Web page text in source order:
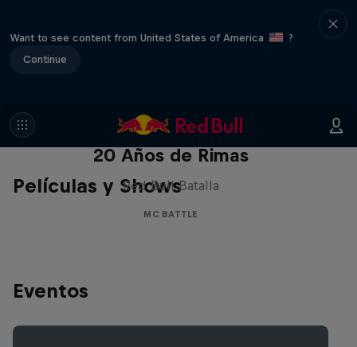
Want to see content from United States of America
?
Continue
Películas y Shows
Red Bull Batalla Nueva Historia:
20 Años de Rimas
Red Bull Batalla
MC BATTLE
Eventos